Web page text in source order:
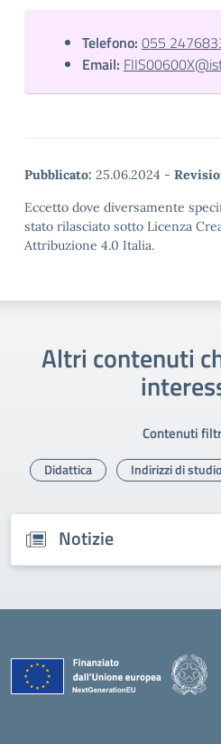
Telefono: 055
Email:
Pubblicato: 25.06.2024 -
Eccetto dove diversamente
stato rilasciato sotto Licenza
Attribuzione 4.0 Italia.
Altri contenuti
Contenuti
Didattica Indirizzi di studio
Notizie